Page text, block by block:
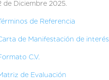
de Diciembre 2025.
de Referencia
de Manifestación de interés
C.V.
de Evaluación